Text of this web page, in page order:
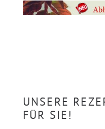
UNSERE
FÜR SIE!